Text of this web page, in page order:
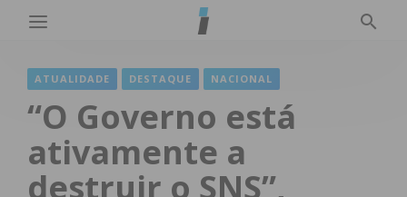
ATUALIDADE DESTAQUE NACIONAL
“O Governo está
ativamente a
destruir o SNS”,